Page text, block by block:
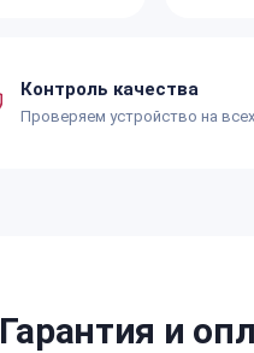
Контроль качества
Проверяем устройство на всех
Гарантия и